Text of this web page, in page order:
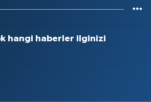
hangi haberler ilginizi